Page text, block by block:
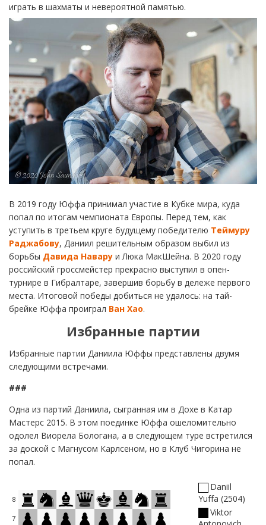
играть в шахматы и невероятной памятью.
В 2019 году Юффа принимал участие в Кубке мира, куда
попал по итогам чемпионата Европы. Перед тем, как
уступить в третьем круге будущему победителю Теймуру
Раджабову, Даниил решительным образом выбил из
борьбы Давида Навару и Люка МакШейна. В 2020 году
российский гроссмейстер прекрасно выступил в опен-
турнире в Гибралтаре, завершив борьбу в дележе первого
места. Итоговой победы добиться не удалось: на тай-
брейке Юффа проиграл Ван Хао.
Избранные партии
Избранные партии Даниила Юффы представлены двумя
следующими встречами.
###
Одна из партий Даниила, сыгранная им в Дохе в Катар
Мастерс 2015. В этом поединке Юффа ошеломительно
одолел Виорела Бологана, а в следующем туре встретился
за доской с Магнусом Карлсеном, но в Клуб Чигорина не
попал.
8
7
Daniil
Yuffa 2504
Viktor